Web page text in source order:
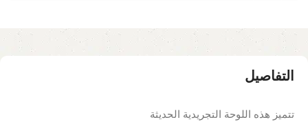
التفاصيل
تتميز هذه اللوحة التجريدية الحديثة